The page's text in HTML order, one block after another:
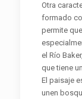
Otra
formado
permite
el Río
que tiene
El paisaje
unen